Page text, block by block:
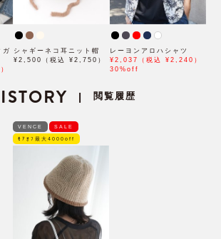
ガ
シャギーネコ耳ニット帽
¥2,500（税込 ¥2,750）
レーヨンアロハシャツ
¥2,037（税込 ¥2,240）
30%off
| 閲覧履歴
VENCE SALE
ﾓｱｵﾌ最大4000off